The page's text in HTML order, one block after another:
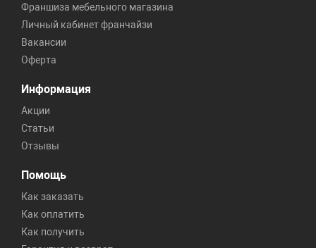
Франшиза мебельного магазина
Личный кабинет франчайзи
Вакансии
Оферта
Информация
Акции
Статьи
Отзывы
Помощь
Как заказать
Как оплатить
Как получить